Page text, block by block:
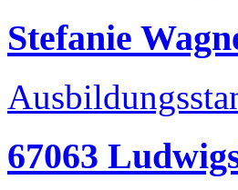
Stefanie
67063